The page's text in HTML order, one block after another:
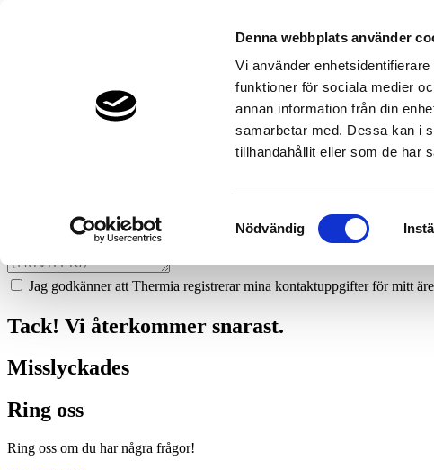
Denna webbplats använder
Vi använder
funktioner för sociala medier
annan information från din
samarbetar med. Dessa kan i
tillhandahållit eller som de har
Samtyckesval
Nödvändig
Vi ger dig gärna goda råd - helt kostnadsfritt.
Vi hjälper dig att räkna ut mycket du kan spara med en värmepump!
Jag godkänner att Thermia registrerar mina kontaktuppgifter för mitt
Tack! Vi återkommer snarast.
Misslyckades
Ring oss
Ring oss om du har några frågor!